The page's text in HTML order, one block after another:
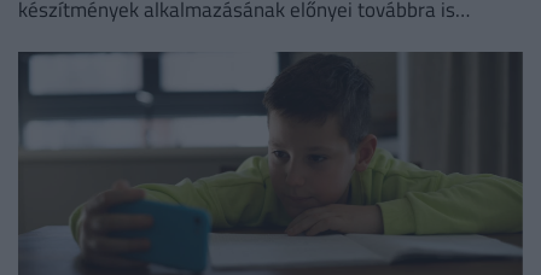
készítmények alkalmazásának előnyei továbbra is